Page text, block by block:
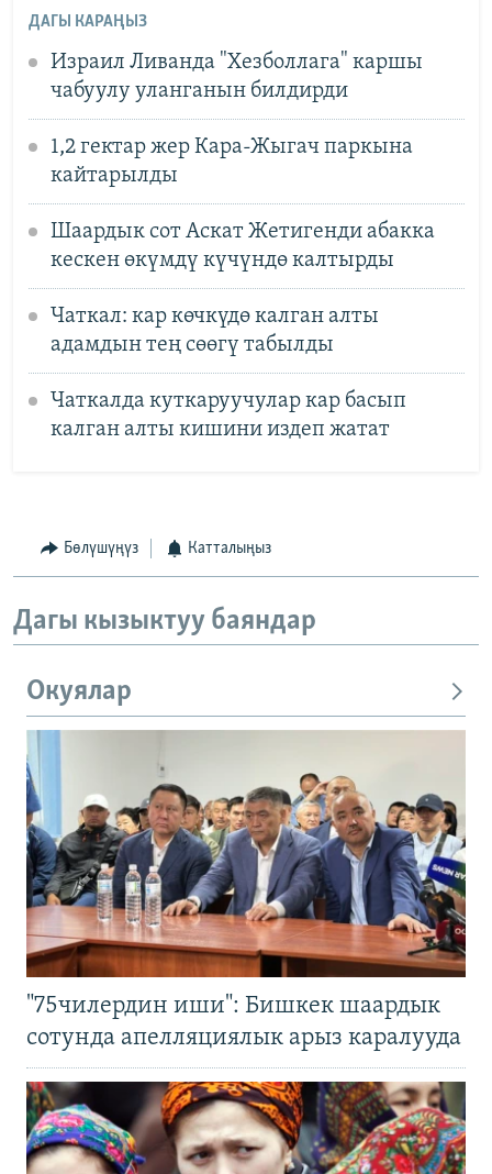
ДАГЫ КАРАҢЫЗ
Израил Ливанда "Хезболлага" каршы
чабуулу уланганын билдирди
1,2 гектар жер Кара-Жыгач паркына
кайтарылды
Шаардык сот Аскат Жетигенди абакка
кескен өкүмдү күчүндө калтырды
Чаткал: кар көчкүдө калган алты
адамдын тең сөөгү табылды
Чаткалда куткаруучулар кар басып
калган алты кишини издеп жатат
Бөлүшүңүз Катталыңыз
Дагы кызыктуу баяндар
Окуялар
"75чилердин иши": Бишкек шаардык
сотунда апелляциялык арыз каралууда